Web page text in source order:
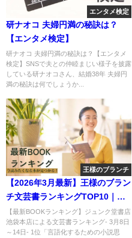
エンタメ検定
研ナオコ 夫婦円満の秘訣は？
【エンタメ検定】
研ナオコ 夫婦円満の秘訣は？【エンタメ
検定】SNSで夫との仲睦まじい様子を披露
している研ナオコさん、結婚38年 夫婦円
満の秘訣は何でしょうか...
王様のブランチ
【2026年3月最新】王様のブラン
チ文芸書ランキングTOP10｜今
売れてる話題本
【最新BOOKランキング】ジュンク堂書店
池袋本店による文芸書ランキング- 3月8日
～14日- 1位「言語化するための小説思